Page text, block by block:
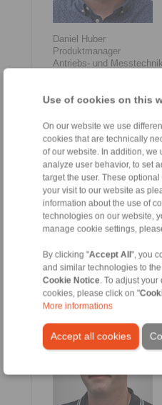
Use of cookies on this
On our website we use
cookies that are technically
of our website. In addition, we
analyze user behavior, to set
target the user. These
your visit to our website as
information about the use of
technologies on our website,
manage cookie settings,
By clicking "Accept All ", you
and similar technologies to
Cookie Notice. To adjust your
cookies, please click on "
More informations
Accept all cookies
Daniel Huber
Produktmanager
Antriebs- und Messtechnik
Produktmanager
Antriebs- und
+41 41 748 09 06